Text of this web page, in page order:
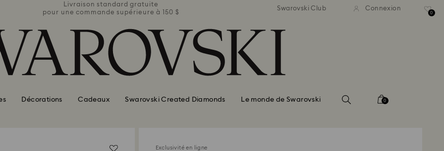
Livraison standard gratuite
pour une commande supérieure à 150 $
Livraison standard gratuite
pour une commande supérieure à 150 $
Livraison standard
pour une commande
Swarovski Club Connexion
0
Décorations Cadeaux Swarovski Created Diamonds Le monde de Swarovski 0
Exclusivité en ligne